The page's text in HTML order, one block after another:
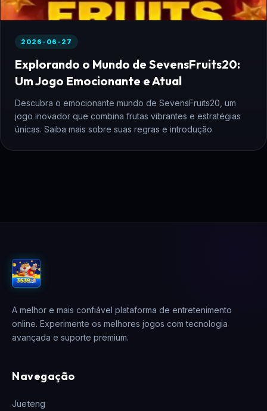
2026-06-27
Explorando o Mundo de SevensFruits20:
Um Jogo Emocionante e Atual
Descubra o emocionante mundo de SevensFruits20, um
jogo inovador que combina frutas vibrantes e estratégias
únicas. Saiba mais sobre suas regras e introdução
A melhor e mais confiável plataforma de entretenimento
online. Experimente os melhores jogos com tecnologia
avançada e suporte premium.
Navegação
Jueteng